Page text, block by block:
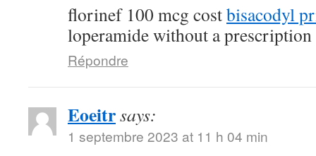
florinef 100 mcg costbisacodyl
loperamide without a prescription
Répondre
Eoeitrsays:
1 septembre 2023 at 11 h 04 min